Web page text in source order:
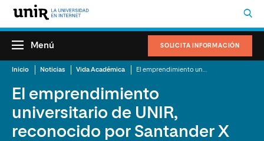
SOLICITA INFORMACIÓN
Menú
Inicio Noticias Vida Académica
El emprendimiento
universitario de UNIR,
reconocido por Santander X